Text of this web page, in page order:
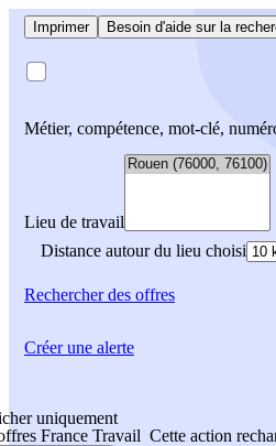
Imprimer Besoin d'aide sur la
Métier, compétence, mot-clé,
Lieu de travail
Distance autour du lieu choisi
Rechercherdes offres
uniquement
France Travail Cette action
Créer une alerte